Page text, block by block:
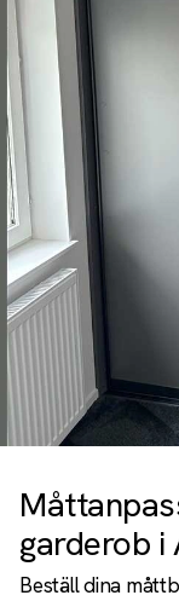
garderob i
Beställ dina